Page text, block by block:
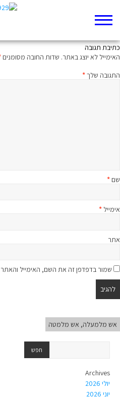
כתיבת תגובה
האימייל לא יוצג באתר. שדות החובה מסומנים
התגובה שלך*
שם*
אימייל *
אתר
שמור בדפדפן זה את השם, האימייל
אש מלמעלה, אש מלמטה
Archives
יולי 2026
יוני 2026